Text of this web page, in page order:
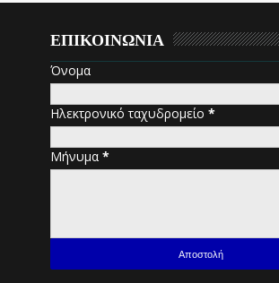
ΕΠΙΚΟΙΝΩΝΙΑ
Όνομα
Ηλεκτρονικό ταχυδρομείο*
Μήνυμα*